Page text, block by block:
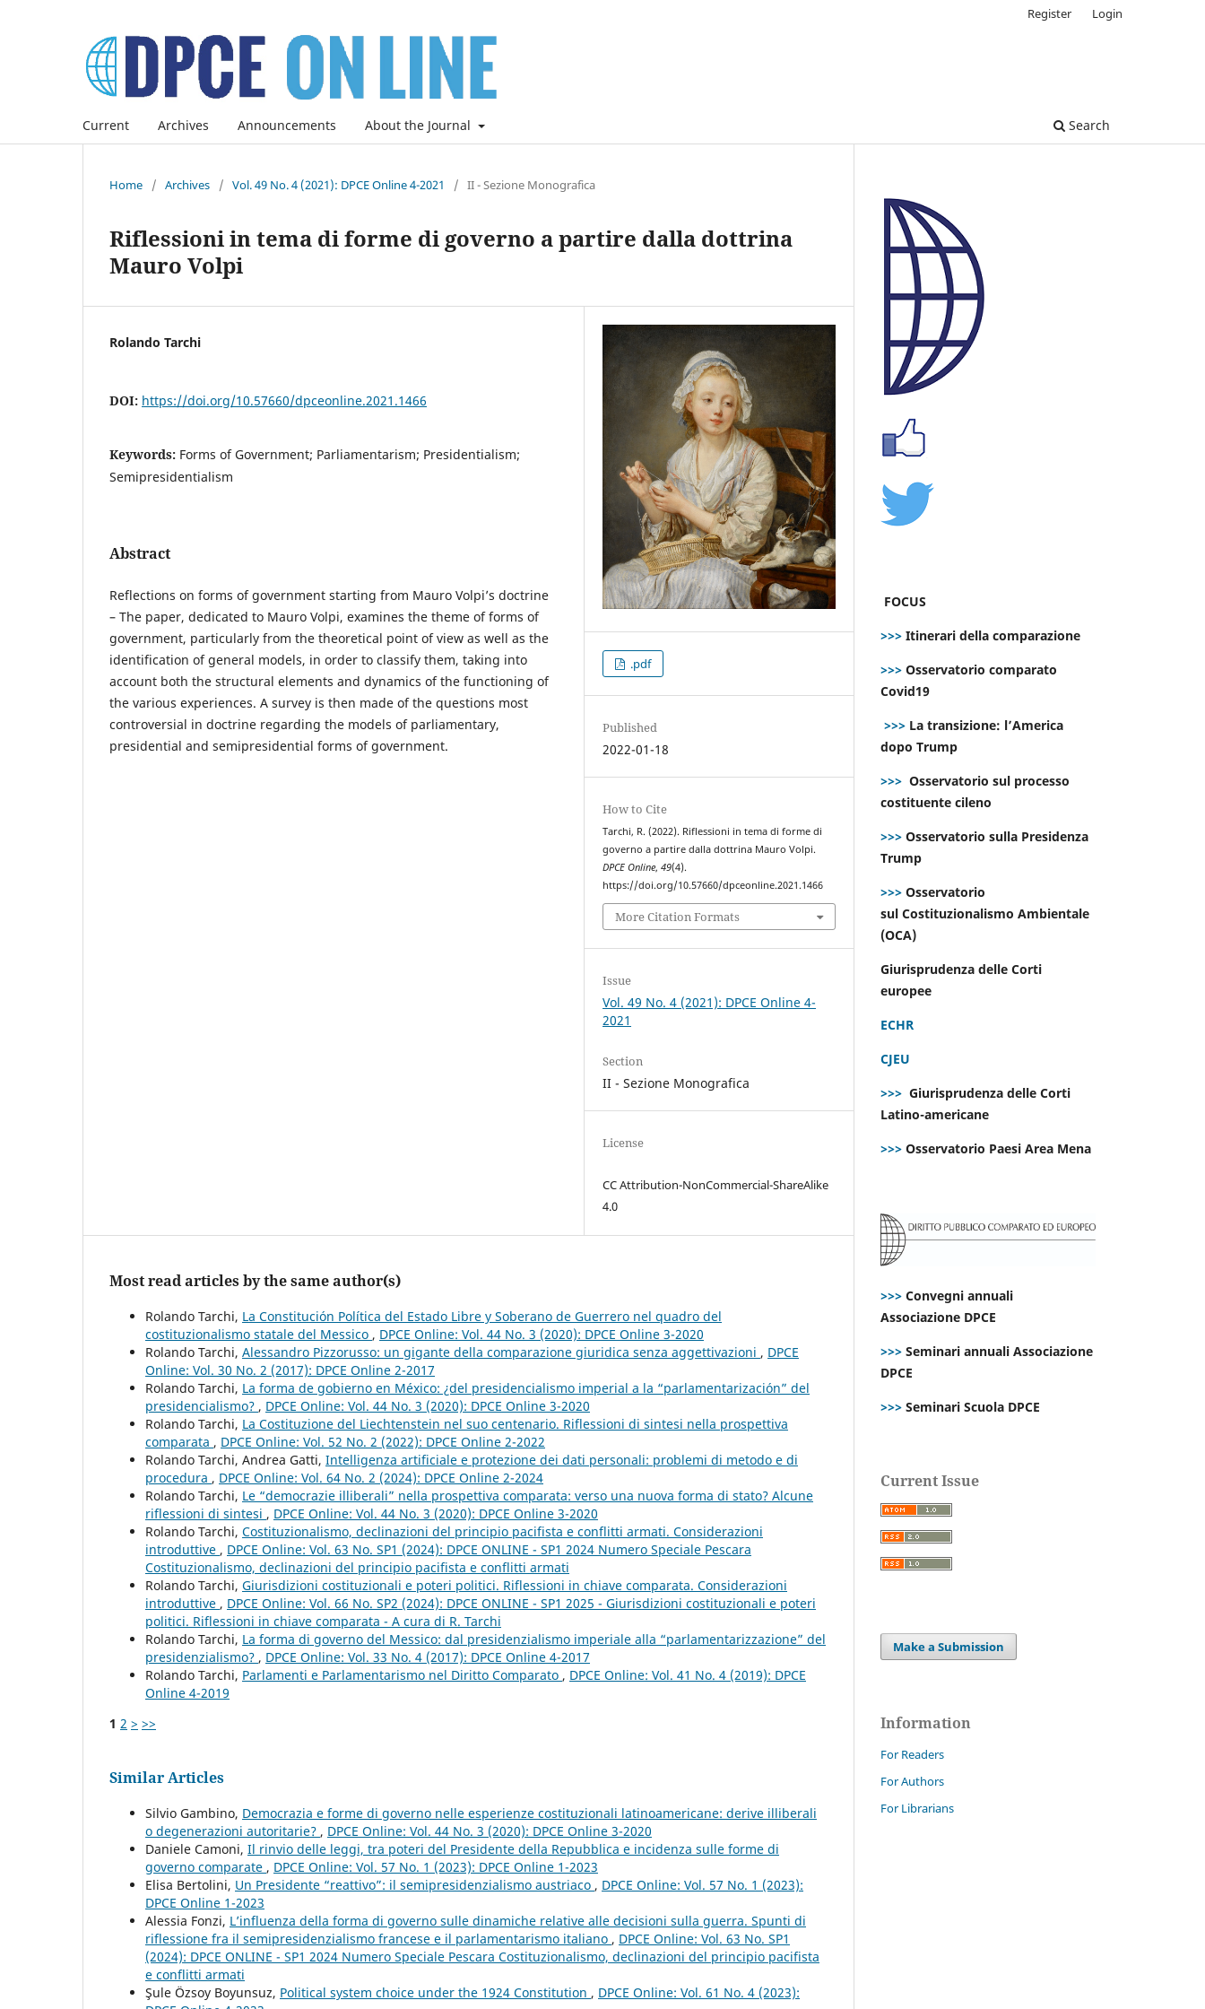
Current Archives Announcements About the Journal Search
Register Login
Home / Archives / Vol. 49 No. 4 (2021): DPCE Online 4-2021 / II - Sezione Monografica
Riflessioni in tema di forme di governo a partire dalla dottrina
Mauro Volpi
Rolando Tarchi
DOI: https://doi.org/10.57660/dpceonline.2021.1466
Keywords: Forms of Government; Parliamentarism; Presidentialism;
Semipresidentialism
Abstract
Reflections on forms of government starting from Mauro Volpi’s doctrine
– The paper, dedicated to Mauro Volpi, examines the theme of forms of
government, particularly from the theoretical point of view as well as the
identification of general models, in order to classify them, taking into
account both the structural elements and dynamics of the functioning of
the various experiences. A survey is then made of the questions most
controversial in doctrine regarding the models of parliamentary,
presidential and semipresidential forms of government.
.pdf
Published
2022-01-18
How to Cite
Tarchi, R. (2022). Riflessioni in tema di forme di
governo a partire dalla dottrina Mauro Volpi.
DPCE Online,49(4).
https://doi.org/10.57660/dpceonline.2021.1466
More Citation Formats
Issue
Vol. 49 No. 4 (2021): DPCE Online 4-
2021
Section
II - Sezione Monografica
License
CC Attribution-NonCommercial-ShareAlike
4.0
Most read articles by the same author(s)
Rolando Tarchi, La Constitución Política del Estado Libre y Soberano de Guerrero nel quadro del
costituzionalismo statale del Messico , DPCE Online: Vol. 44 No. 3 (2020): DPCE Online 3-2020
Rolando Tarchi, Alessandro Pizzorusso: un gigante della comparazione giuridica senza aggettivazioni , DPCE
Online: Vol. 30 No. 2 (2017): DPCE Online 2-2017
Rolando Tarchi, La forma de gobierno en México: ¿del presidencialismo imperial a la “parlamentarización” del
presidencialismo? , DPCE Online: Vol. 44 No. 3 (2020): DPCE Online 3-2020
Rolando Tarchi, La Costituzione del Liechtenstein nel suo centenario. Riflessioni di sintesi nella prospettiva
comparata , DPCE Online: Vol. 52 No. 2 (2022): DPCE Online 2-2022
Rolando Tarchi, Andrea Gatti, Intelligenza artificiale e protezione dei dati personali: problemi di metodo e di
procedura , DPCE Online: Vol. 64 No. 2 (2024): DPCE Online 2-2024
Rolando Tarchi, Le “democrazie illiberali” nella prospettiva comparata: verso una nuova forma di stato? Alcune
riflessioni di sintesi , DPCE Online: Vol. 44 No. 3 (2020): DPCE Online 3-2020
Rolando Tarchi, Costituzionalismo, declinazioni del principio pacifista e conflitti armati. Considerazioni
introduttive , DPCE Online: Vol. 63 No. SP1 (2024): DPCE ONLINE - SP1 2024 Numero Speciale Pescara
Costituzionalismo, declinazioni del principio pacifista e conflitti armati
Rolando Tarchi, Giurisdizioni costituzionali e poteri politici. Riflessioni in chiave comparata. Considerazioni
introduttive , DPCE Online: Vol. 66 No. SP2 (2024): DPCE ONLINE - SP1 2025 - Giurisdizioni costituzionali e poteri
politici. Riflessioni in chiave comparata - A cura di R. Tarchi
Rolando Tarchi, La forma di governo del Messico: dal presidenzialismo imperiale alla “parlamentarizzazione” del
presidenzialismo? , DPCE Online: Vol. 33 No. 4 (2017): DPCE Online 4-2017
Rolando Tarchi, Parlamenti e Parlamentarismo nel Diritto Comparato , DPCE Online: Vol. 41 No. 4 (2019): DPCE
Online 4-2019
1 2 > >>
Similar Articles
Silvio Gambino, Democrazia e forme di governo nelle esperienze costituzionali latinoamericane: derive illiberali
o degenerazioni autoritarie? , DPCE Online: Vol. 44 No. 3 (2020): DPCE Online 3-2020
Daniele Camoni, Il rinvio delle leggi, tra poteri del Presidente della Repubblica e incidenza sulle forme di
governo comparate , DPCE Online: Vol. 57 No. 1 (2023): DPCE Online 1-2023
Elisa Bertolini, Un Presidente “reattivo”: il semipresidenzialismo austriaco , DPCE Online: Vol. 57 No. 1 (2023):
DPCE Online 1-2023
Alessia Fonzi, L’influenza della forma di governo sulle dinamiche relative alle decisioni sulla guerra. Spunti di
riflessione fra il semipresidenzialismo francese e il parlamentarismo italiano , DPCE Online: Vol. 63 No. SP1
(2024): DPCE ONLINE - SP1 2024 Numero Speciale Pescara Costituzionalismo, declinazioni del principio pacifista
e conflitti armati
Şule Özsoy Boyunsuz, Political system choice under the 1924 Constitution , DPCE Online: Vol. 61 No. 4 (2023):
FOCUS
>>> Itinerari della comparazione
>>> Osservatorio comparato
Covid19
>>> La transizione: l’America
dopo Trump
>>> Osservatorio sul processo
costituente cileno
>>> Osservatorio sulla Presidenza
Trump
>>> Osservatorio
sul Costituzionalismo Ambientale
(OCA)
Giurisprudenza delle Corti
europee
ECHR
CJEU
>>> Giurisprudenza delle Corti
Latino-americane
>>> Osservatorio Paesi Area Mena
>>> Convegni annuali
Associazione DPCE
>>> Seminari annuali Associazione
DPCE
>>> Seminari Scuola DPCE
Current Issue
Make a Submission
Information
For Readers
For Authors
For Librarians